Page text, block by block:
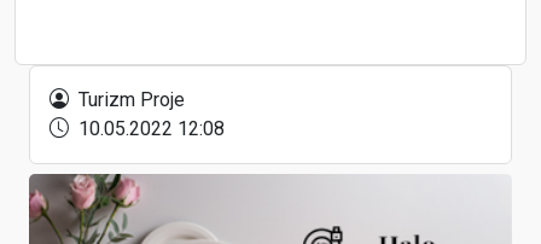
Turizm Proje
10.05.2022 12:08
Açıyor